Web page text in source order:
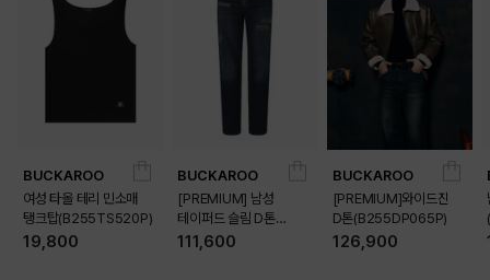
BUCKAROO
여성 타올 테리 민소매
탱크탑(B255TS520P)
19,800
BUCKAROO
[PREMIUM] 남성
테이퍼드 슬림 D톤
(B255DP160P)
111,600
BUCKAROO
[PREMIUM]와이드진
D톤(B255DP065P)
126,900